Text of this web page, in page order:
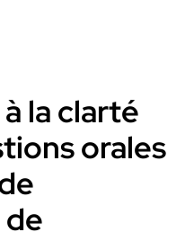
à la clarté
orales
de